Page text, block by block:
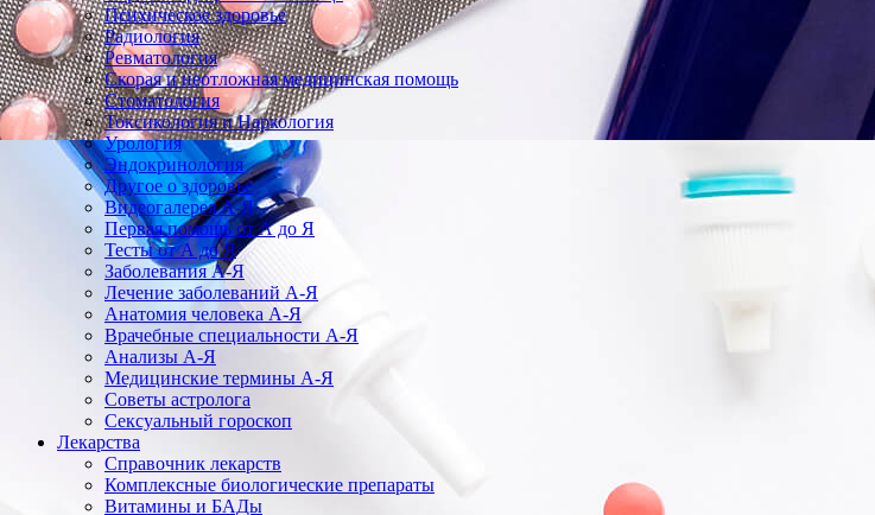
Психическое здоровье
Радиология
Ревматология
Скорая и неотложная медицинская помощь
Стоматология
Токсикология и Наркология
Урология
Эндокринология
Другое о здоровье
Видеогалерея А-Я
Первая помощь от А до Я
Тесты от А до Я
Заболевания А-Я
Лечение заболеваний А-Я
Анатомия человека А-Я
Врачебные специальности А-Я
Анализы А-Я
Медицинские термины А-Я
Советы астролога
Сексуальный гороскоп
Лекарства
Справочник лекарств
Комплексные биологические препараты
Витамины и БАДы